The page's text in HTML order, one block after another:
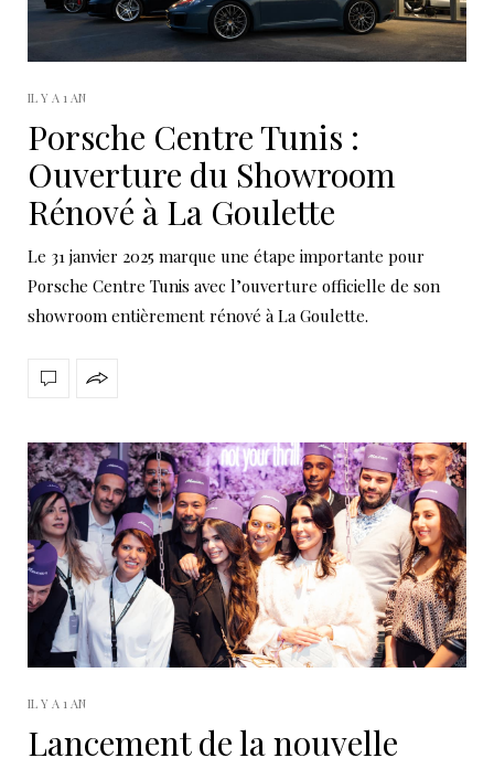
IL Y A 1 AN
Porsche Centre Tunis :
Ouverture du Showroom
Rénové à La Goulette
Le 31 janvier 2025 marque une étape importante pour
Porsche Centre Tunis avec l’ouverture officielle de son
showroom entièrement rénové à La Goulette.
IL Y A 1 AN
Lancement de la nouvelle